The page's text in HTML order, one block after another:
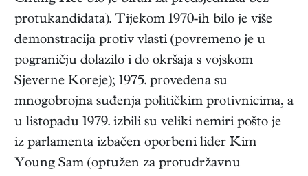
protukandidata). Tijekom 1970-ih bilo je više
demonstracija protiv vlasti (povremeno je u
pograničju dolazilo i do okršaja s vojskom
Sjeverne Koreje); 1975. provedena su
mnogobrojna suđenja političkim protivnicima, a
u listopadu 1979. izbili su veliki nemiri pošto je
iz parlamenta izbačen oporbeni lider Kim
Young Sam (optužen za protudržavnu